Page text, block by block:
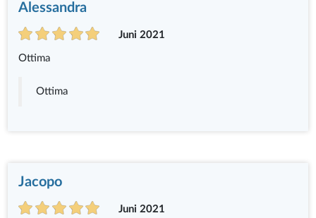
Alessandra
Juni 2021
Ottima
Ottima
Jacopo
Juni 2021